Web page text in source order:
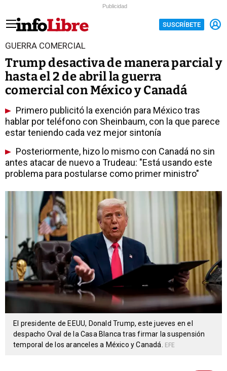
Publicidad
SUSCRÍBETE
GUERRA COMERCIAL
Trump desactiva de manera parcial y
hasta el 2 de abril la guerra
comercial con México y Canadá
Primero publicitó la exención para México tras
hablar por teléfono con Sheinbaum, con la que parece
estar teniendo cada vez mejor sintonía
Posteriormente, hizo lo mismo con Canadá no sin
antes atacar de nuevo a Trudeau: "Está usando este
problema para postularse como primer ministro"
El presidente de EEUU, Donald Trump, este jueves en el
despacho Oval de la Casa Blanca tras firmar la suspensión
temporal de los aranceles a México y Canadá.
EFE